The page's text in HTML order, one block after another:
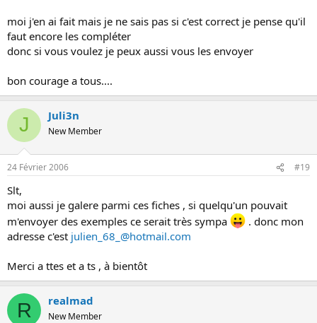
moi j'en ai fait mais je ne sais pas si c'est correct je pense qu'il
faut encore les compléter
donc si vous voulez je peux aussi vous les envoyer
bon courage a tous....
J Juli3n
New Member
24 Février 2006 #19
Slt,
moi aussi je galere parmi ces fiches , si quelqu'un pouvait
m'envoyer des exemples ce serait très sympa
. donc mon
adresse c'est julien_68_@hotmail.com
Merci a ttes et a ts , à bientôt
R realmad
New Member